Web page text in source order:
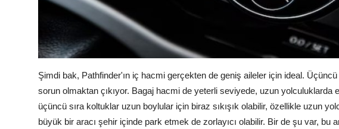
Şimdi bak, Pathfinder'ın iç hacmi gerçekten de geniş aileler için ideal.
sorun olmaktan çıkıyor. Bagaj hacmi de yeterli seviyede, uzun yolculuklarda
üçüncü sıra koltuklar uzun boylular için biraz sıkışık olabilir, özellikle uzun
büyük bir aracı şehir içinde park etmek de zorlayıcı olabilir. Bir de şu var,